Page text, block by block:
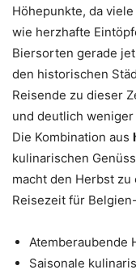
Höhepunkte, da
wie herzhafte
Biersorten gerade
den historischen
Reisende zu dieser
und deutlich
Die Kombination aus
kulinarischen
macht den Herbst
Reisezeit für
Atemberaubende
Saisonale